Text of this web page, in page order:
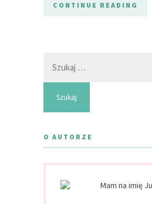
CONTINUE READING
O AUTORZE